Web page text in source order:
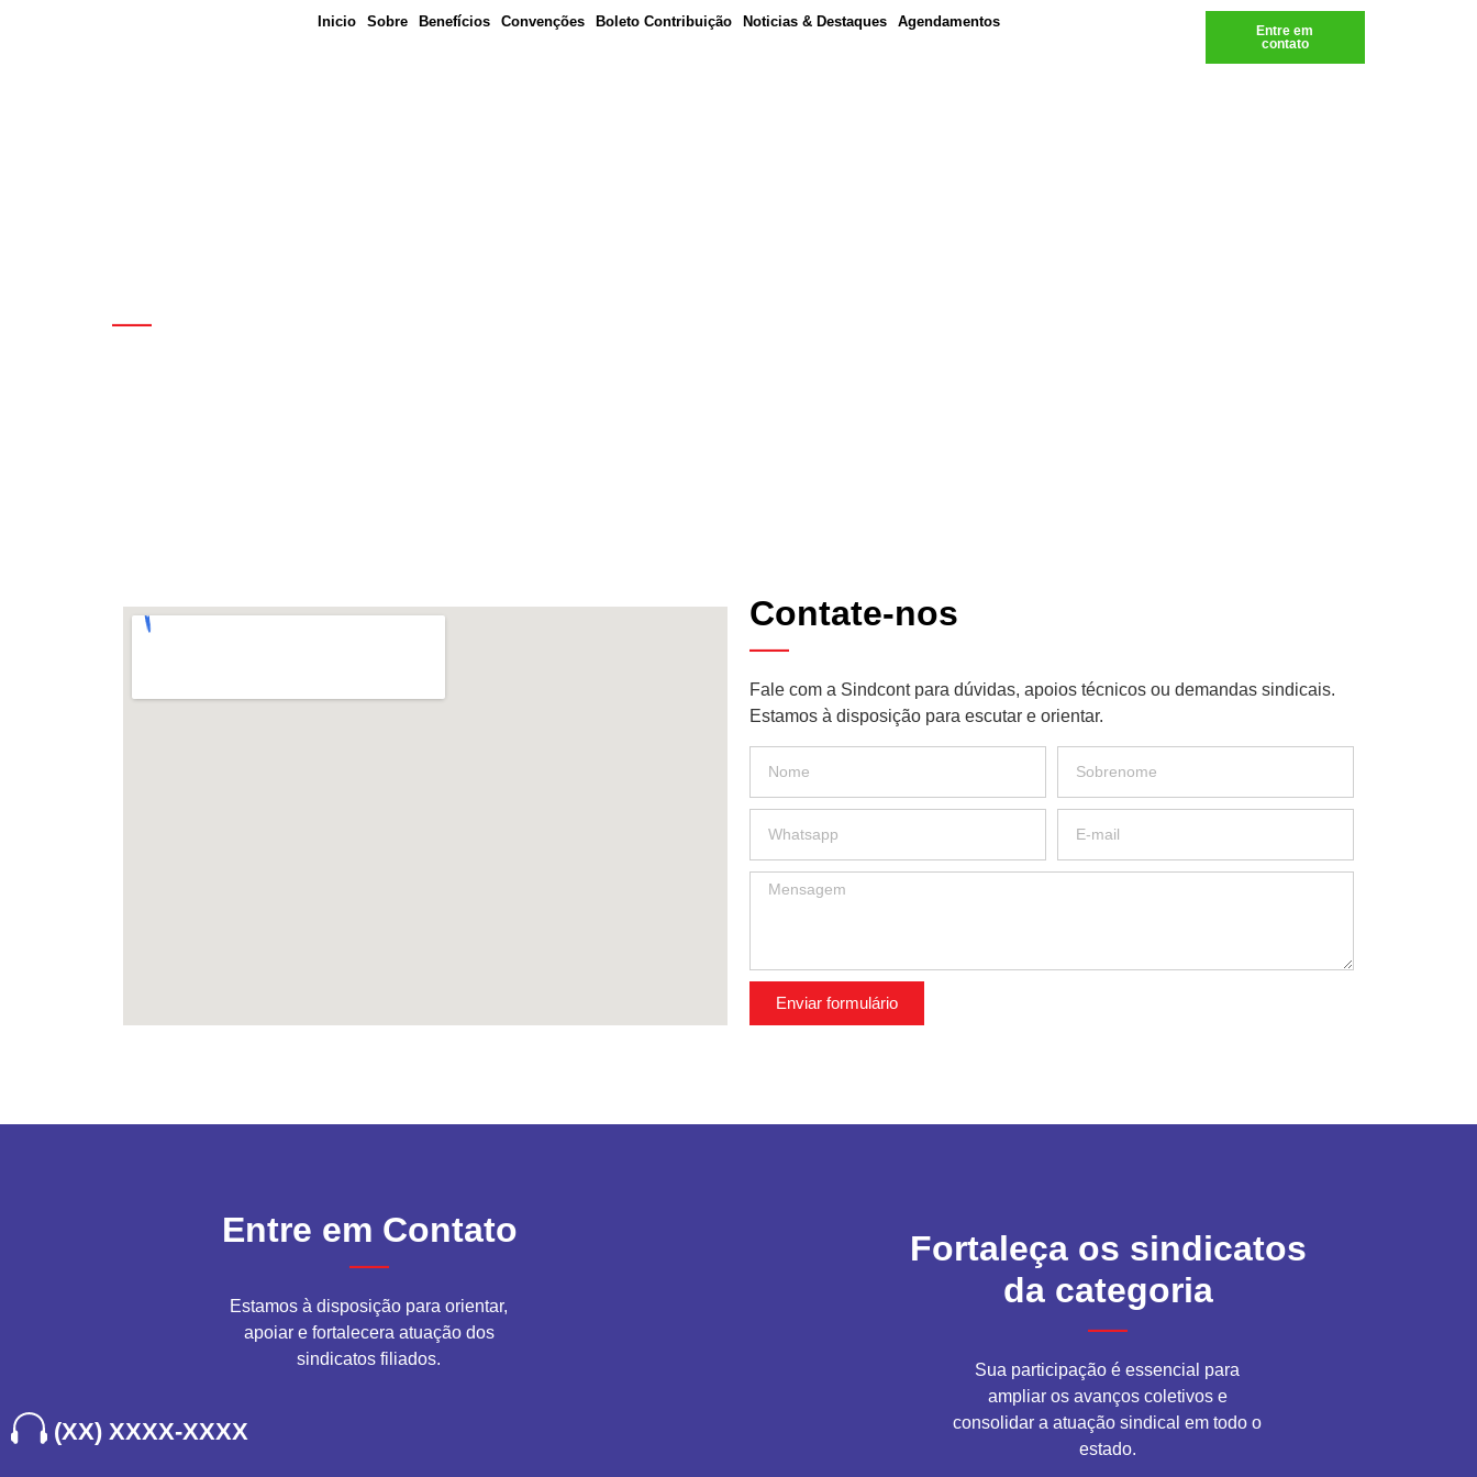
Inicio Sobre Benefícios Convenções Boleto Contribuição Noticias & Destaques Agendamentos
Entre em
contato
Contate-nos
Fale com a Sindcont para dúvidas, apoios técnicos ou demandas sindicais.
Estamos à disposição para escutar e orientar.
Enviar formulário
Entre em Contato
Estamos à disposição para orientar,
apoiar e fortalecera atuação dos
sindicatos filiados.
(XX) XXXX-XXXX
Fortaleça os sindicatos
da categoria
Sua participação é essencial para
ampliar os avanços coletivos e
consolidar a atuação sindical em todo o
estado.